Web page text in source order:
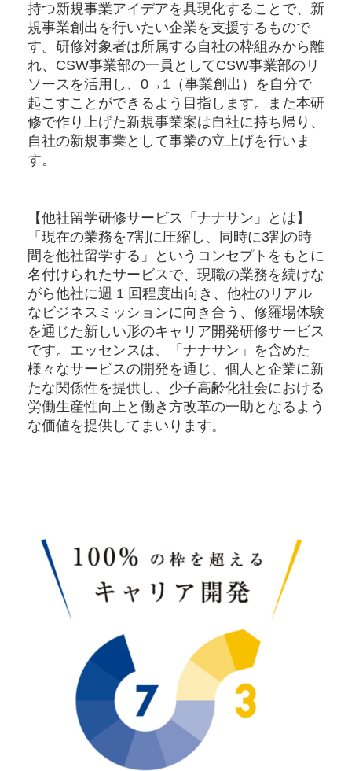
持つ新規事業アイデアを具現化することで、新
規事業創出を行いたい企業を支援するもので
す。研修対象者は所属する自社の枠組みから離
れ、CSW事業部の一員としてCSW事業部のリ
ソースを活用し、0→1（事業創出）を自分で
起こすことができるよう目指します。また本研
修で作り上げた新規事業案は自社に持ち帰り、
自社の新規事業として事業の立上げを行いま
す。
【他社留学研修サービス「ナナサン」とは】
「現在の業務を7割に圧縮し、同時に3割の時
間を他社留学する」というコンセプトをもとに
名付けられたサービスで、現職の業務を続けな
がら他社に週 1 回程度出向き、他社のリアル
なビジネスミッションに向き合う、修羅場体験
を通じた新しい形のキャリア開発研修サービス
です。エッセンスは、「ナナサン」を含めた
様々なサービスの開発を通じ、個人と企業に新
たな関係性を提供し、少子高齢化社会における
労働生産性向上と働き方改革の一助となるよう
な価値を提供してまいります。